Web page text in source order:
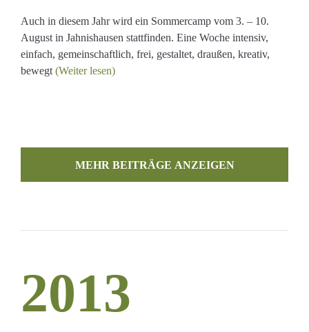
Auch in diesem Jahr wird ein Sommercamp vom 3. – 10.
August in Jahnishausen stattfinden. Eine Woche intensiv,
einfach, gemeinschaftlich, frei, gestaltet, draußen, kreativ,
bewegt (Weiter lesen)
2013